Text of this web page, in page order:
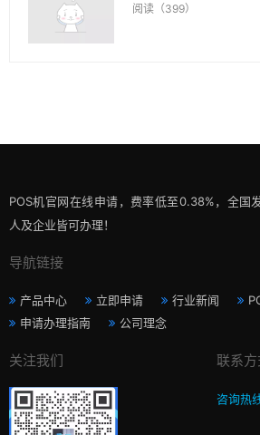
阅读（399）
POS机官网在线申请，费率低至0.38%，全国
人及企业皆可办理！
导航链接
产品中心 立即申请 行业新闻
申请办理指南
公司理念
关注我们 联系方
咨询热